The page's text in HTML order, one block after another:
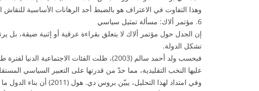
وهذا التفاوت في الاعتراف هو بالضبط أحد الرهانات الأساسية للنقاش
6. مؤتمر ألاك: مسألة تمثيل سياسي
إن الجدل حول مؤتمر ألاك لا يتعلق بقراءة عرقية أو إثنية ضيقة، بل
تشكل الدولة.
فبحسب ولد أحمد سالم (2003)، ظلت الفئات
عليها النخب التقليدية، مما حدّ من قدرتها على التعبير السياسي
وفي امتداد لهذا التحليل، يبيّن